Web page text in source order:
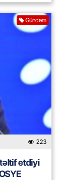
Gündəm
223
etdiyi